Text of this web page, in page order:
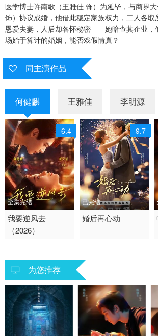
医学博士许南歌（王雅佳 饰）为延毕，与商界
饰）协议成婚，他借此稳定家族权力，二人各
恩爱夫妻，人后却各怀秘密——她暗查其企业，
场始于算计的婚姻，能否戏假情真？
同主演作品
何健麒 王雅佳 李明源
6.4
全集完结
2026 / 中国大陆 / 普通
话
我要逆风去
（2026）
9.7
已完结
2026 / 中国大陆 / 汉语
婚后再心动
为您推荐